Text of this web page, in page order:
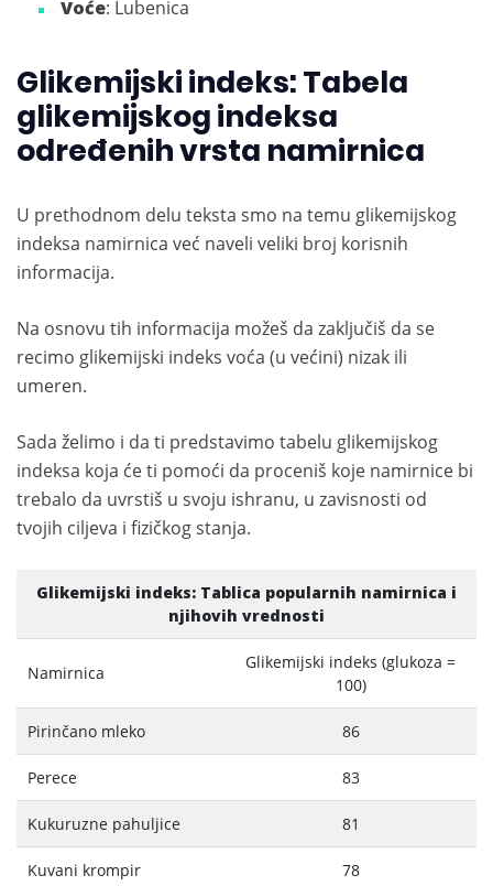
Voće: Lubenica
Glikemijski indeks: Tabela
glikemijskog indeksa
određenih vrsta namirnica
U prethodnom delu teksta smo na temu glikemijskog
indeksa namirnica već naveli veliki broj korisnih
informacija.
Na osnovu tih informacija možeš da zaključiš da se
recimo glikemijski indeks voća (u većini) nizak ili
umeren.
Sada želimo i da ti predstavimo tabelu glikemijskog
indeksa koja će ti pomoći da proceniš koje namirnice bi
trebalo da uvrstiš u svoju ishranu, u zavisnosti od
tvojih ciljeva i fizičkog stanja.
Glikemijski indeks: Tablica popularnih namirnica i
njihovih vrednosti
Namirnica
Glikemijski indeks (glukoza =
100)
Pirinčano mleko 86
Perece 83
Kukuruzne pahuljice 81
Kuvani krompir 78